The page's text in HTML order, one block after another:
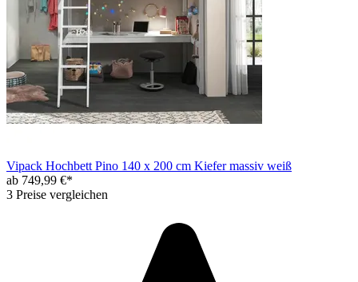
Vipack Hochbett Pino 140 x 200 cm Kiefer massiv weiß
ab 749,99 €*
3 Preise vergleichen